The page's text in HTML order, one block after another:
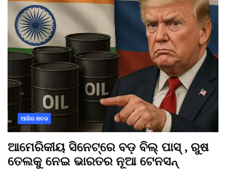
ଆଜିର ଖବର
ଆମେରିକୀୟ ସିନେଟ୍‌ରେ ବଡ଼ ବିଲ୍‌ ପାସ୍‌ , ରୁଷ
ତେଲକୁ ନେଇ ଭାରତର ନୂଆ ଟେନସନ୍